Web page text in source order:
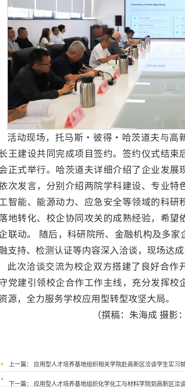
活动现场，托马斯・彼得・哈茨道夫与高
王建设共同完成项目签约。签约仪式结束
正式举行。哈茨道夫详细介绍了企业发展
次发言，分别介绍两院学科建设、专业特
智能、能源动力、应急安全等领域的科研
地转化、校企协同攻关的成熟经验，希望
联动。 随后，科研院所、金融机构及多家
支持、检测认证等内容深入洽谈，现场达成
此次洽谈交流为校企双方搭建了良好合作
党建引领校企合作工作主线，充分发挥校
源，全力服务学校应用型转型攻坚大局。
（撰稿：朱海成 摄影
上一篇： 应用型人才培养基地组织相关学院赴高新区洽谈学生实习
下一篇： 应用型人才培养基地组织化学化工与材料学院到高新区洽